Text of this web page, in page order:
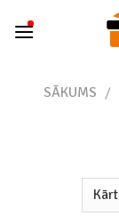
SĀKUMS /